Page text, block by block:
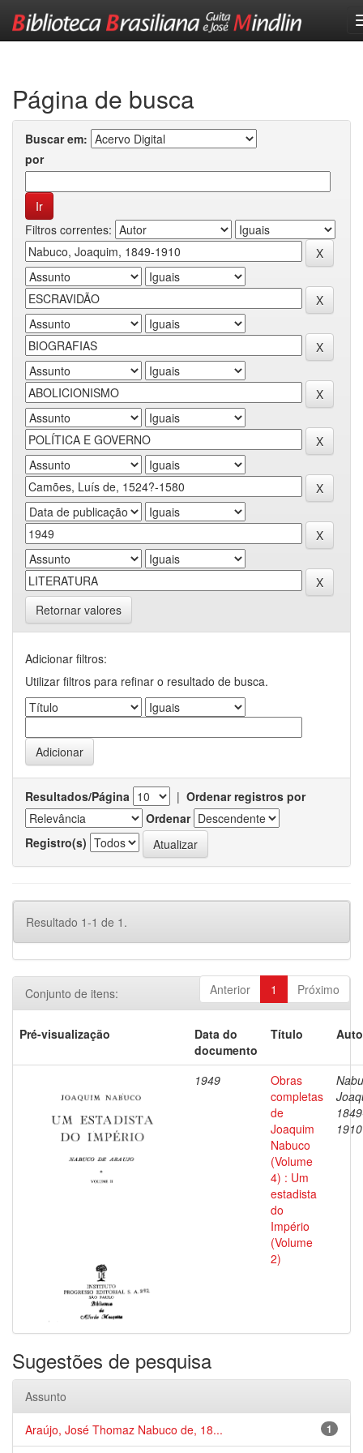
Página de busca
Buscar em:
por
Filtros correntes:
Retornar valores
Adicionar filtros:
Utilizar filtros para refinar o resultado de busca.
Resultados/Página | Ordenar registros por
Ordenar
Registro(s)
Resultado 1-1 de 1.
Anterior 1 Próximo
Conjunto de itens:
Pré-visualização
Data do
documento
Título
1949
Obras
completas
de
Joaquim
Nabuco
(Volume
4) : Um
estadista
do
Império
(Volume
2)
1910
Sugestões de pesquisa
Assunto
1
Araújo, José Thomaz Nabuco de, 18...